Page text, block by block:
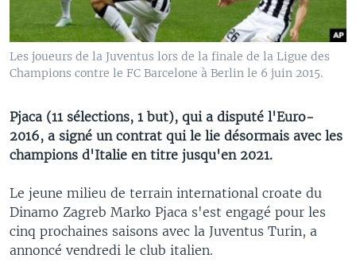
Les joueurs de la Juventus lors de la finale de la Ligue des
Champions contre le FC Barcelone à Berlin le 6 juin 2015.
Pjaca (11 sélections, 1 but), qui a disputé l'Euro-
2016, a signé un contrat qui le lie désormais avec les
champions d'Italie en titre jusqu'en 2021.
Le jeune milieu de terrain international croate du
Dinamo Zagreb Marko Pjaca s'est engagé pour les
cinq prochaines saisons avec la Juventus Turin, a
annoncé vendredi le club italien.